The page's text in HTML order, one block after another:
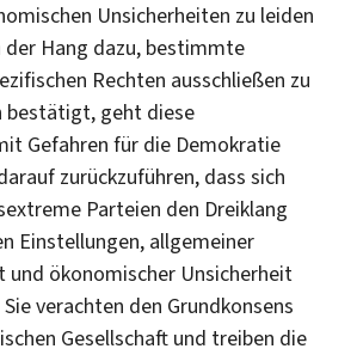
Unsicherheiten zu leiden
Hang dazu, bestimmte
Rechten ausschließen zu
bestätigt, geht diese
Gefahren für die Demokratie
zurückzuführen, dass sich
Parteien den Dreiklang
Einstellungen, allgemeiner
und ökonomischer Unsicherheit
verachten den Grundkonsens
Gesellschaft und treiben die